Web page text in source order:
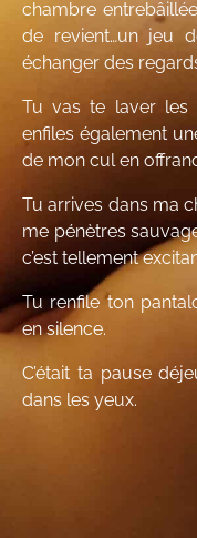
chambre
de revient…un jeu
échanger des
Tu vas te laver les
enfiles également
de mon cul en
Tu arrives dans ma
me pénètres
c’est tellement
Tu renfile ton
en silence.
C’était ta pause
dans les yeux.